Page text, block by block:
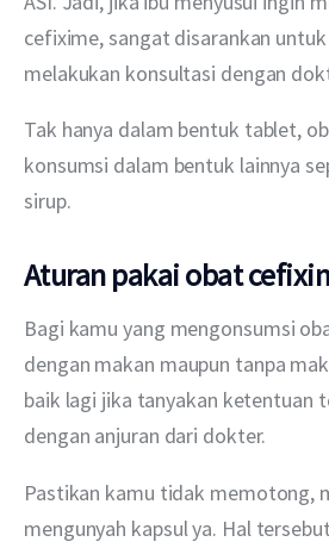
cefixime, sangat disarankan
melakukan konsultasi dengan
Tak hanya dalam bentuk tablet,
konsumsi dalam bentuk lainnya
sirup.
Aturan pakai obat
Bagi kamu yang mengonsumsi
dengan makan maupun tanpa
baik lagi jika tanyakan ketentuan
dengan anjuran dari dokter.
Pastikan kamu tidak memotong,
mengunyah kapsul ya. Hal